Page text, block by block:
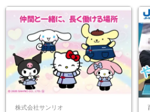
株式会社サンリオ